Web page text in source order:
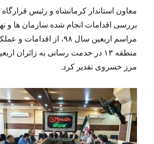
معاون استاندار کرمانشاه و رئیس
بررسی اقدامات انجام شده سازمان ها و
مراسم اربعین سال ۹۸، از
منطقه ۱۳ در خدمت رسانی به زائران
مرز خسروی تقدیر کرد.